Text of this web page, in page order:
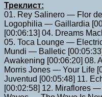
Треклист:
01. Rey Salinero — Flor
Logophilia — Gaillardia
[00:06:13] 04. Dreams
05. Toca Lounge —
Mundi — Balletic
Awakening [00:06:20] 08.
Morris Jones — Your Life
Juventud [00:05:48] 11.
[00:02:58] 12. Miraflores